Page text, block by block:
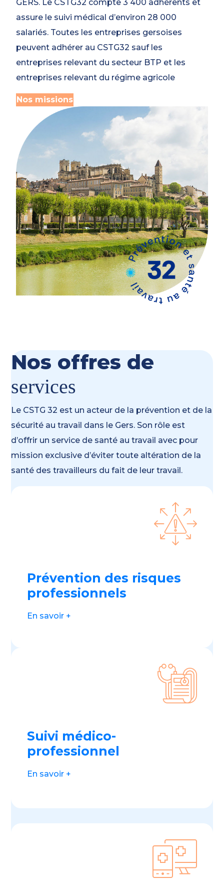
GERS. Le CSTG32 compte 3 400 adhérents et
assure le suivi médical d’environ 28 000
salariés. Toutes les entreprises gersoises
peuvent adhérer au CSTG32 sauf les
entreprises relevant du secteur BTP et les
entreprises relevant du régime agricole
Nos missions
Nos offres de
services
Le CSTG 32 est un acteur de la prévention et de la
sécurité au travail dans le Gers. Son rôle est
d’offrir un service de santé au travail avec pour
mission exclusive d’éviter toute altération de la
santé des travailleurs du fait de leur travail.
Prévention des risques
professionnels
En savoir +
Suivi médico-
professionnel
En savoir +